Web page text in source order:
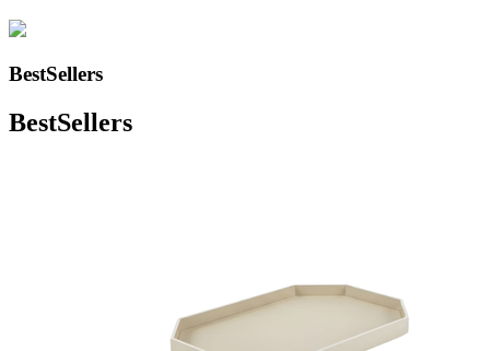
BestSellers
BestSellers